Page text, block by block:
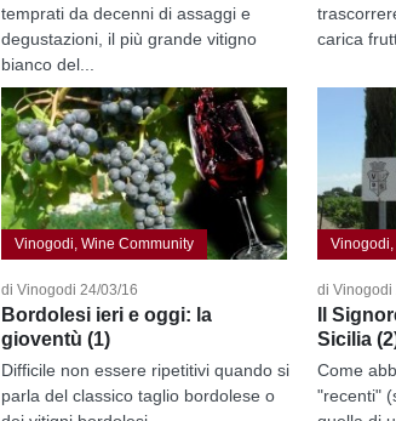
temprati da decenni di assaggi e
degustazioni, il più grande vitigno
bianco del...
carica
Vinogodi, Wine Community
di Vinogodi 24/03/16
Bordolesi ieri e oggi: la
gioventù (1)
Difficile non essere ripetitivi quando si
parla del classico taglio bordolese o
di Vinogodi
Il
Sicilia
Come
"recenti"